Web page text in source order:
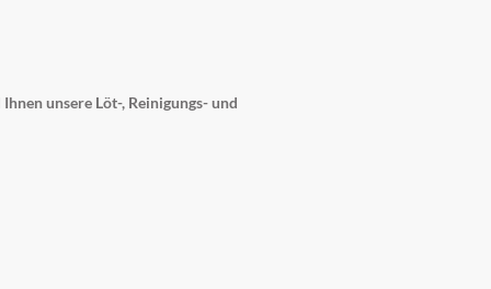
unsere Löt-, Reinigungs- und